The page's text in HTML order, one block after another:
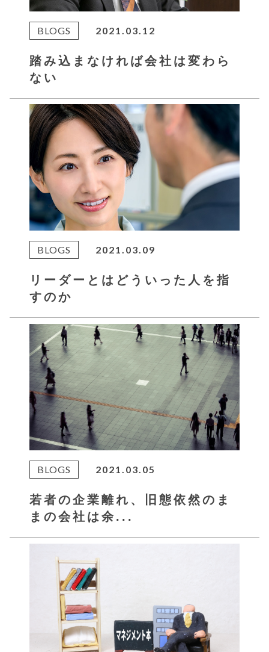
BLOGS 2021.03.12
踏み込まなければ会社は変わら
ない
BLOGS 2021.03.09
リーダーとはどういった人を指
すのか
BLOGS 2021.03.05
若者の企業離れ、旧態依然のま
まの会社は余...